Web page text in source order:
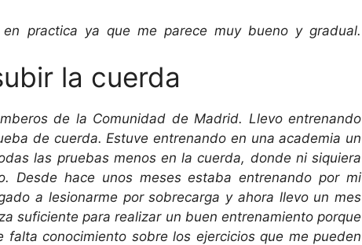
practica ya que me parece muy bueno y gradual.
la cuerda
de la Comunidad de Madrid. Llevo entrenando
de cuerda. Estuve entrenando en una academia un
las pruebas menos en la cuerda, donde ni siquiera
Desde hace unos meses estaba entrenando por mi
a lesionarme por sobrecarga y ahora llevo un mes
suficiente para realizar un buen entrenamiento porque
conocimiento sobre los ejercicios que me pueden